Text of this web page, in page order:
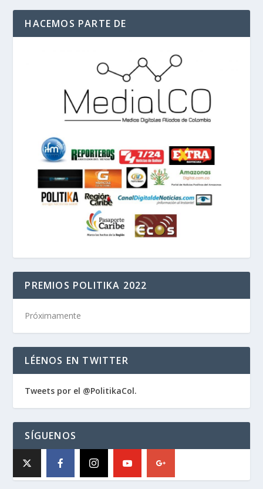
HACEMOS PARTE DE
PREMIOS POLITIKA 2022
Próximamente
LÉENOS EN TWITTER
Tweets por el @PolitikaCol.
SÍGUENOS